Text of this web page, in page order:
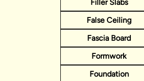
Filler Slabs
False Ceiling
Fascia Board
Formwork
Foundation